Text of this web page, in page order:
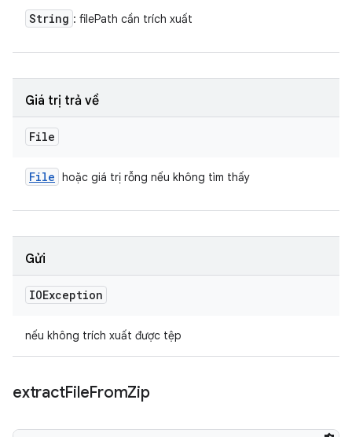
String : filePath cần trích xuất
Giá trị trả về
File
File hoặc giá trị rỗng nếu không tìm thấy
Gửi
IOException
nếu không trích xuất được tệp
extractFileFromZip